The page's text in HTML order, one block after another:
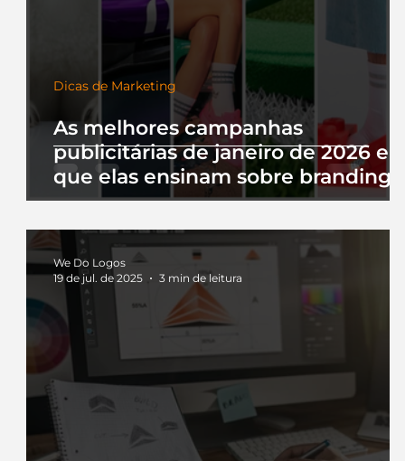
As melhores campanhas
publicitárias de janeiro de 2026 e
que elas ensinam sobre branding
Dicas de Marketing
We Do Logos
19 de jul. de 2025
3 min de leitura